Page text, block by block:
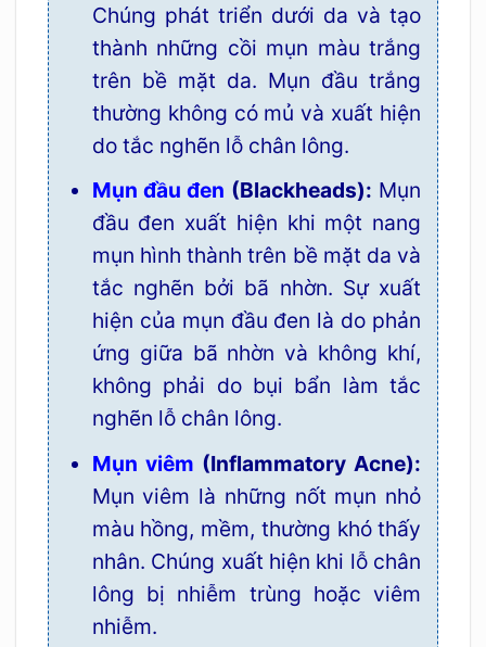
Chúng phát triển dưới da và tạo
thành những cồi mụn màu trắng
trên bề mặt da. Mụn đầu trắng
thường không có mủ và xuất hiện
do tắc nghẽn lỗ chân lông.
Mụn đầu đen (Blackheads): Mụn
đầu đen xuất hiện khi một nang
mụn hình thành trên bề mặt da và
tắc nghẽn bởi bã nhờn. Sự xuất
hiện của mụn đầu đen là do phản
ứng giữa bã nhờn và không khí,
không phải do bụi bẩn làm tắc
nghẽn lỗ chân lông.
Mụn viêm (Inflammatory Acne):
Mụn viêm là những nốt mụn nhỏ
màu hồng, mềm, thường khó thấy
nhân. Chúng xuất hiện khi lỗ chân
lông bị nhiễm trùng hoặc viêm
nhiễm.